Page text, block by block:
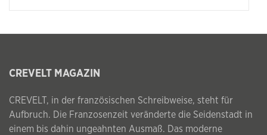
CREVELT MAGAZIN
CREVELT, in der französischen Schreibweise, steht für
Aufbruch. Die Franzosenzeit veränderte die Seidenstadt in
einem bis dahin ungeahnten Ausmaß. Das moderne